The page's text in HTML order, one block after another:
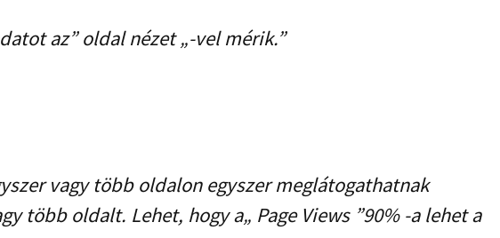
az” oldal nézet „-vel mérik.”
vagy több oldalon egyszer meglátogathatnak
több oldalt. Lehet, hogy a„ Page Views ”90% -a lehet a